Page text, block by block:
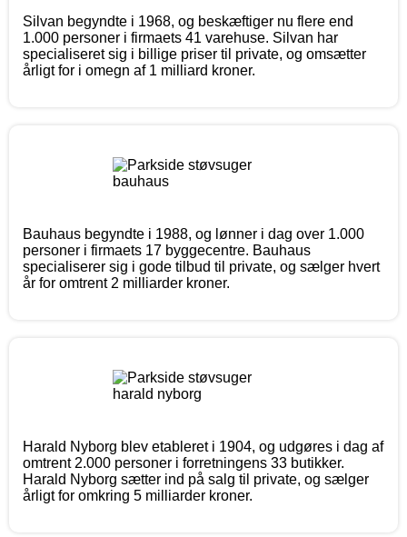
Silvan begyndte i 1968, og beskæftiger nu flere end
1.000 personer i firmaets 41 varehuse. Silvan har
specialiseret sig i billige priser til private, og omsætter
årligt for i omegn af 1 milliard kroner.
Bauhaus begyndte i 1988, og lønner i dag over 1.000
personer i firmaets 17 byggecentre. Bauhaus
specialiserer sig i gode tilbud til private, og sælger hvert
år for omtrent 2 milliarder kroner.
Harald Nyborg blev etableret i 1904, og udgøres i dag af
omtrent 2.000 personer i forretningens 33 butikker.
Harald Nyborg sætter ind på salg til private, og sælger
årligt for omkring 5 milliarder kroner.